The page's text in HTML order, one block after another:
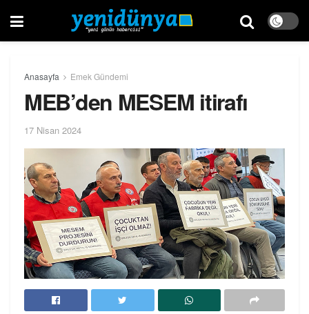
Anasayfa Emek Gündemi
MEB’den MESEM itirafı
17 Nisan 2024